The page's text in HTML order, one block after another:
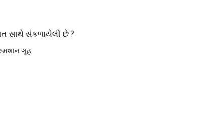
સાથે સંકળાયેલી છે ?
ગૃહ